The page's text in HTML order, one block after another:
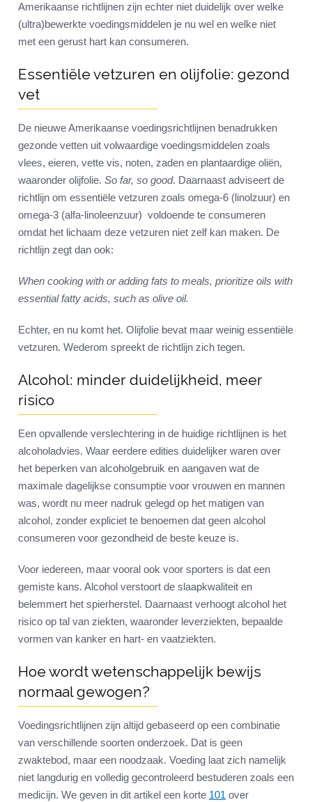
Amerikaanse richtlijnen zijn echter niet duidelijk over welke
(ultra)bewerkte voedingsmiddelen je nu wel en welke niet
met een gerust hart kan consumeren.
Essentiële vetzuren en olijfolie: gezond
vet
De nieuwe Amerikaanse voedingsrichtlijnen benadrukken
gezonde vetten uit volwaardige voedingsmiddelen zoals
vlees, eieren, vette vis, noten, zaden en plantaardige oliën,
waaronder olijfolie. So far, so good. Daarnaast adviseert de
richtlijn om essentiële vetzuren zoals omega-6 (linolzuur) en
omega-3 (alfa-linoleenzuur) voldoende te consumeren
omdat het lichaam deze vetzuren niet zelf kan maken. De
richtlijn zegt dan ook:
When cooking with or adding fats to meals, prioritize oils with
essential fatty acids, such as olive oil.
Echter, en nu komt het. Olijfolie bevat maar weinig essentiële
vetzuren. Wederom spreekt de richtlijn zich tegen.
Alcohol: minder duidelijkheid, meer
risico
Een opvallende verslechtering in de huidige richtlijnen is het
alcoholadvies. Waar eerdere edities duidelijker waren over
het beperken van alcoholgebruik en aangaven wat de
maximale dagelijkse consumptie voor vrouwen en mannen
was, wordt nu meer nadruk gelegd op het matigen van
alcohol, zonder expliciet te benoemen dat geen alcohol
consumeren voor gezondheid de beste keuze is.
Voor iedereen, maar vooral ook voor sporters is dat een
gemiste kans. Alcohol verstoort de slaapkwaliteit en
belemmert het spierherstel. Daarnaast verhoogt alcohol het
risico op tal van ziekten, waaronder leverziekten, bepaalde
vormen van kanker en hart- en vaatziekten.
Hoe wordt wetenschappelijk bewijs
normaal gewogen?
Voedingsrichtlijnen zijn altijd gebaseerd op een combinatie
van verschillende soorten onderzoek. Dat is geen
zwaktebod, maar een noodzaak. Voeding laat zich namelijk
niet langdurig en volledig gecontroleerd bestuderen zoals een
medicijn. We geven in dit artikel een korte 101 over